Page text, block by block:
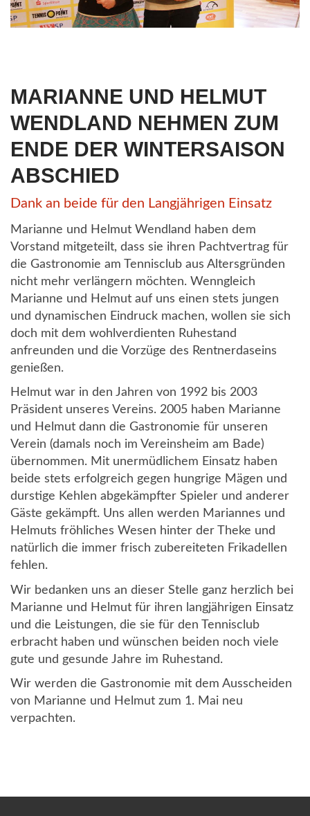
MARIANNE UND HELMUT
WENDLAND NEHMEN ZUM
ENDE DER WINTERSAISON
ABSCHIED
Dank an beide für den Langjährigen Einsatz
Marianne und Helmut Wendland haben dem
Vorstand mitgeteilt, dass sie ihren Pachtvertrag für
die Gastronomie am Tennisclub aus Altersgründen
nicht mehr verlängern möchten. Wenngleich
Marianne und Helmut auf uns einen stets jungen
und dynamischen Eindruck machen, wollen sie sich
doch mit dem wohlverdienten Ruhestand
anfreunden und die Vorzüge des Rentnerdaseins
genießen.
Helmut war in den Jahren von 1992 bis 2003
Präsident unseres Vereins. 2005 haben Marianne
und Helmut dann die Gastronomie für unseren
Verein (damals noch im Vereinsheim am Bade)
übernommen. Mit unermüdlichem Einsatz haben
beide stets erfolgreich gegen hungrige Mägen und
durstige Kehlen abgekämpfter Spieler und anderer
Gäste gekämpft. Uns allen werden Mariannes und
Helmuts fröhliches Wesen hinter der Theke und
natürlich die immer frisch zubereiteten Frikadellen
fehlen.
Wir bedanken uns an dieser Stelle ganz herzlich bei
Marianne und Helmut für ihren langjährigen Einsatz
und die Leistungen, die sie für den Tennisclub
erbracht haben und wünschen beiden noch viele
gute und gesunde Jahre im Ruhestand.
Wir werden die Gastronomie mit dem Ausscheiden
von Marianne und Helmut zum 1. Mai neu
verpachten.